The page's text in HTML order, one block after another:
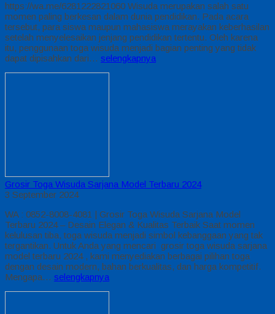
https://wa.me/6281222821060 Wisuda merupakan salah satu
momen paling berkesan dalam dunia pendidikan. Pada acara
tersebut, para siswa maupun mahasiswa merayakan keberhasilan
setelah menyelesaikan jenjang pendidikan tertentu. Oleh karena
itu, penggunaan toga wisuda menjadi bagian penting yang tidak
dapat dipisahkan dari… selengkapnya
Grosir Toga Wisuda Sarjana Model Terbaru 2024
3 September 2024
WA : 0852-8008-4081 | Grosir Toga Wisuda Sarjana Model
Terbaru 2024 – Desain Elegan & Kualitas Terbaik Saat momen
kelulusan tiba, toga wisuda menjadi simbol kebanggaan yang tak
tergantikan. Untuk Anda yang mencari grosir toga wisuda sarjana
model terbaru 2024 , kami menyediakan berbagai pilihan toga
dengan desain modern, bahan berkualitas, dan harga kompetitif.
Mengapa… selengkapnya